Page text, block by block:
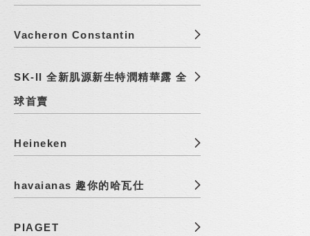
Vacheron Constantin
SK-II 全新肌源新生特潤精華露 全
球首賣
Heineken
havaianas 趣你的哈瓦仕
PIAGET